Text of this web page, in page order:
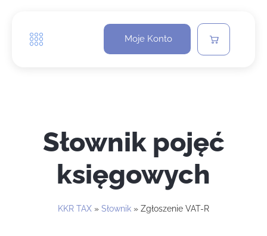
Moje Konto
Słownik pojęć
księgowych
KKR TAX » Słownik » Zgłoszenie VAT-R